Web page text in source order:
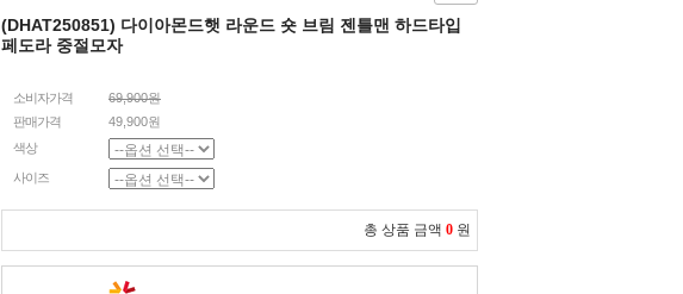
(DHAT250851) 다이아몬드햇 라운드 숏 브림 젠틀맨 하드타입
페도라 중절모자
소비자가격
69,900원
판매가격
49,900원
색상
사이즈
총 상품 금액 0 원